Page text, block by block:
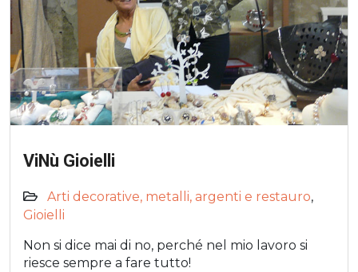
ViNù Gioielli
Arti decorative, metalli, argenti e restauro,
Gioielli
Non si dice mai di no, perché nel mio lavoro si
riesce sempre a fare tutto!